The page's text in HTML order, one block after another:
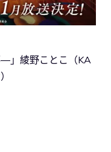
」綾野ことこ（KA